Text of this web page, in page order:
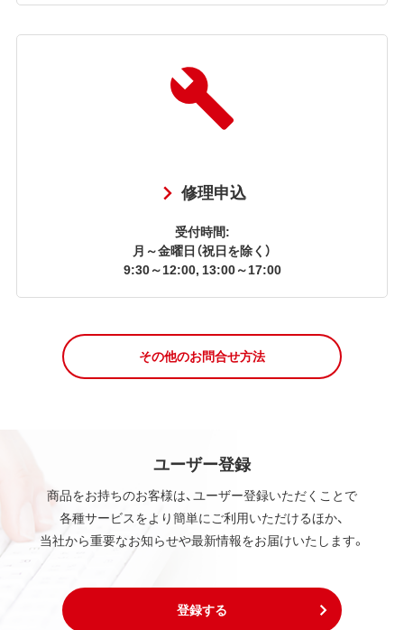
修理申込
受付時間:
月～金曜日（祝日を除く）
9:30～12:00, 13:00～17:00
その他のお問合せ方法
ユーザー登録
商品をお持ちのお客様は、ユーザー登録いただくことで
各種サービスをより簡単にご利用いただけるほか、
当社から重要なお知らせや最新情報をお届けいたします。
登録する